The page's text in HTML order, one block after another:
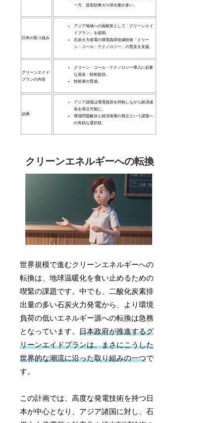
一方、温室効果ガス排出量が多い。
日本の取り組み
アジア地域への貢献策として「グリーンエイ
ドプラン」を提唱。
石炭火力発電の環境負荷低減技術「クリー
ン・コール・テクノロジー」の普及を支援。
グリーンエイド
プランの内容
クリーン・コール・テクノロジー導入に必要
な資金・技術提供。
技術者の育成。
効果
アジア諸国は環境負荷を抑制しながら経済成
長を両立可能に。
環境問題解決と経済発展の両立という課題へ
の有効な選択肢。
クリーンエネルギーへの転換
世界規模で進むクリーンエネルギーへの
転換は、地球温暖化を食い止めるための
喫緊の課題です。中でも、二酸化炭素排
出量の多い石炭火力発電から、より環境
負荷の低いエネルギー源への転換は急務
となっています。日本政府が推進するグ
リーンエイドプランは、まさにこうした
世界的な潮流に沿った取り組みの一つで
す。
この計画では、高度な発電技術を持つ日
本が中心となり、アジア諸国に対し、石